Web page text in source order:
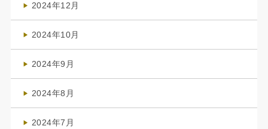
2024年12月
2024年10月
2024年9月
2024年8月
2024年7月